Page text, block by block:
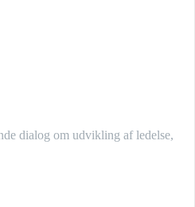
dialog om udvikling af ledelse,